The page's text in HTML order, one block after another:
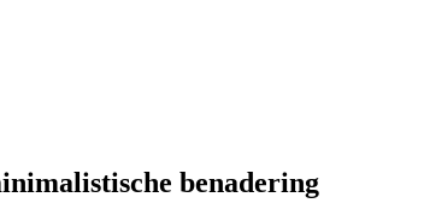
benadering